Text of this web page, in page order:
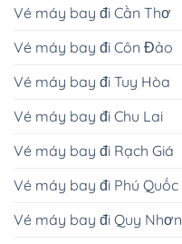
Vé máy bay đi Cần Thơ
Vé máy bay đi Côn Đảo
Vé máy bay đi Tuy Hòa
Vé máy bay đi Chu Lai
Vé máy bay đi Rạch Giá
Vé máy bay đi Phú Quốc
Vé máy bay đi Quy Nhơn